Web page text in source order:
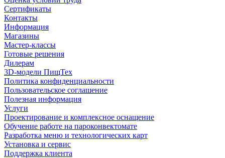
Сертификаты
Контакты
Информация
Магазины
Мастер-классы
Готовые решения
Дилерам
3D-модели ПищТех
Политика конфиденциальности
Пользовательское соглашение
Полезная информация
Услуги
Проектирование и комплексное оснащение
Обучение работе на пароконвектомате
Разработка меню и технологических карт
Установка и сервис
Поддержка клиента